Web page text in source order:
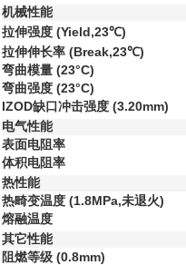
机械性能
拉伸强度 (Yield,23℃)
拉伸伸长率 (Break,23℃)
弯曲模量 (23°C)
弯曲强度 (23°C)
IZOD缺口冲击强度 (3.20mm)
电气性能
表面电阻率
体积电阻率
热性能
热畸变温度 (1.8MPa,未退火)
熔融温度
其它性能
阻燃等级 (0.8mm)